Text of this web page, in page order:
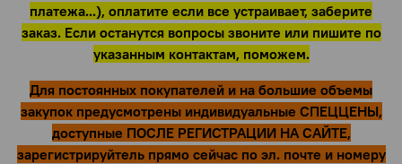
платежа...), оплатите если все устраивает, заберите
заказ. Если останутся вопросы звоните или пишите по
указанным контактам, поможем.
Для постоянных покупателей и на большие объемы
закупок предусмотрены индивидуальные СПЕЦЦЕНЫ,
доступные ПОСЛЕ РЕГИСТРАЦИИ НА САЙТЕ,
зарегистрируйтель прямо сейчас по эл. почте и номеру